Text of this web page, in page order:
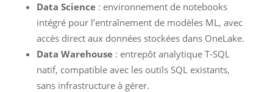
Data Science: environnement de notebooks
intégré pour l’entraînement de modèles ML, avec
accès direct aux données stockées dans OneLake.
Data Warehouse: entrepôt analytique T-SQL
natif, compatible avec les outils SQL existants,
sans infrastructure à gérer.